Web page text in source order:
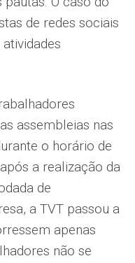
de redes sociais
assembleias nas
o horário de
a realização da
de
a TVT passou a
apenas
não se